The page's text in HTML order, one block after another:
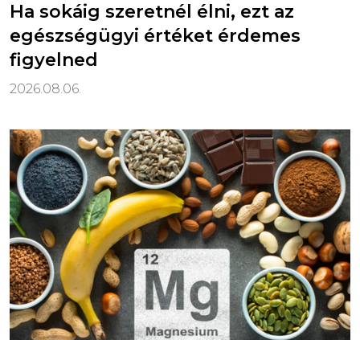
Ha sokáig szeretnél élni, ezt az
egészségügyi értéket érdemes
figyelned
2026.08.06.